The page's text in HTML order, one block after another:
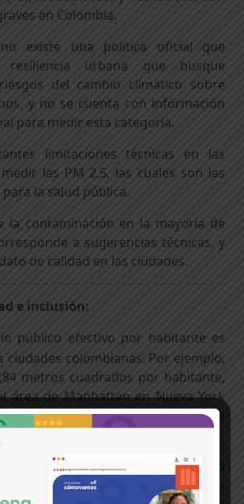
en Colombia.
existe una política oficial que
urbana que busque
del cambio climático sobre
y no se cuenta con información
para medir esta categoría.
limitaciones técnicas en las
las PM 2.5, las cuales son las
la salud pública.
la contaminación en la mayoría de
a sugerencias técnicas, y
de calidad en las ciudades.
e inclusión:
público efectivo por habitante es
ciudades colombianas. Por ejemplo,
metros cuadrados por habitante,
área de Manhattan en Nueva York
Hábitat III, cuenta con la tercera
como espacio público.
de aguas residuales es otro
responsable y sostenible de los